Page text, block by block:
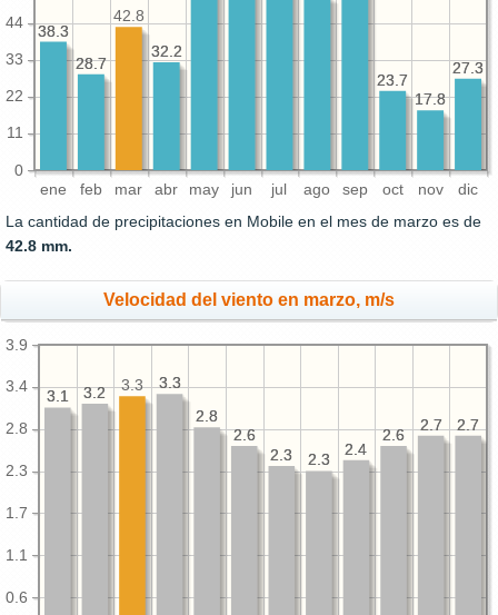
ene feb mar abr may jun jul ago sep oct nov dic
0
11
22
33
44
27.3
17.8
23.7
32.2
28.7
38.3
27.3
17.8
23.7
32.2
42.8
28.7
38.3
La cantidad de precipitaciones en Mobile en el mes de marzo es de
42.8 mm.
Velocidad del viento en marzo, m/s
0.6
1.1
1.7
2.3
2.8
3.4
3.9
2.7
2.7
2.6
2.4
2.3
2.3
2.6
2.8
3.3
3.2
3.1
2.7
2.7
2.6
2.4
2.3
2.3
2.6
2.8
3.3
3.3
3.2
3.1